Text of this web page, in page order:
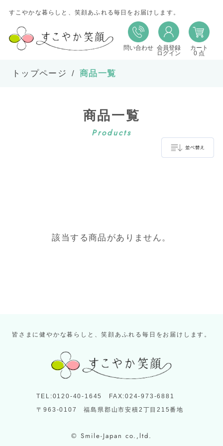
すこやかな暮らしと、笑顔あふれる毎日をお届けします。
問い合わせ 会員登録
ログイン
カート
0 点
トップページ 商品一覧
商品一覧
Products
並び替え
該当する商品がありません。
皆さまに健やかな暮らしと、笑顔あふれる毎日をお届けします。
TEL:0120-40-1645 FAX:024-973-6881
〒963-0107 福島県郡山市安積2丁目215番地
© Smile-Japan co.,ltd.